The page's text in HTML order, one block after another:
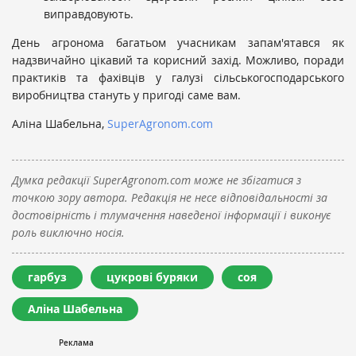
виправдовують.
День агронома багатьом учасникам запам'ятався як
надзвичайно цікавий та корисний захід. Можливо, поради
практиків та фахівців у галузі сільськогосподарського
виробництва стануть у пригоді саме вам.
Аліна Шабельна, SuperAgronom.com
Думка редакції SuperAgronom.com може не збігатися з
точкою зору автора. Редакція не несе відповідальності за
достовірність і тлумачення наведеної інформації і виконує
роль виключно носія.
гарбуз цукрові буряки соя
Аліна Шабельна